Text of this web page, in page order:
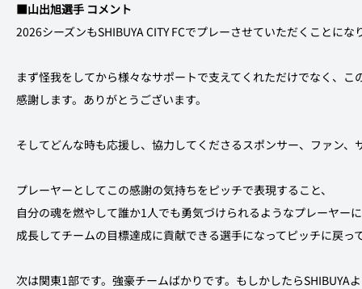
■山出旭選手 コメント
2026シーズンもSHIBUYA CITY FCでプレーさせていただくことにな
まず怪我をしてから様々なサポートで支えてくれただけでなく、
感謝します。ありがとうございます。
そしてどんな時も応援し、協力してくださるスポンサー、ファン
プレーヤーとしてこの感謝の気持ちをピッチで表現すること、
自分の魂を燃やして誰か1人でも勇気づけられるようなプレーヤー
成長してチームの目標達成に貢献できる選手になってピッチに戻っ
次は関東1部です。強豪チームばかりです。もしかしたらSHIBUYA